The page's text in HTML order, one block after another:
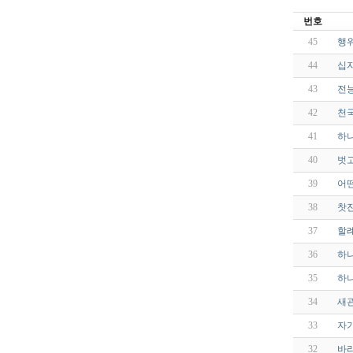
번호
45
행
44 십
43 전
42 천
41 하
40 벗
39 어
38 찻
37 할
36 하
35 하
34 새
33 자
32 바